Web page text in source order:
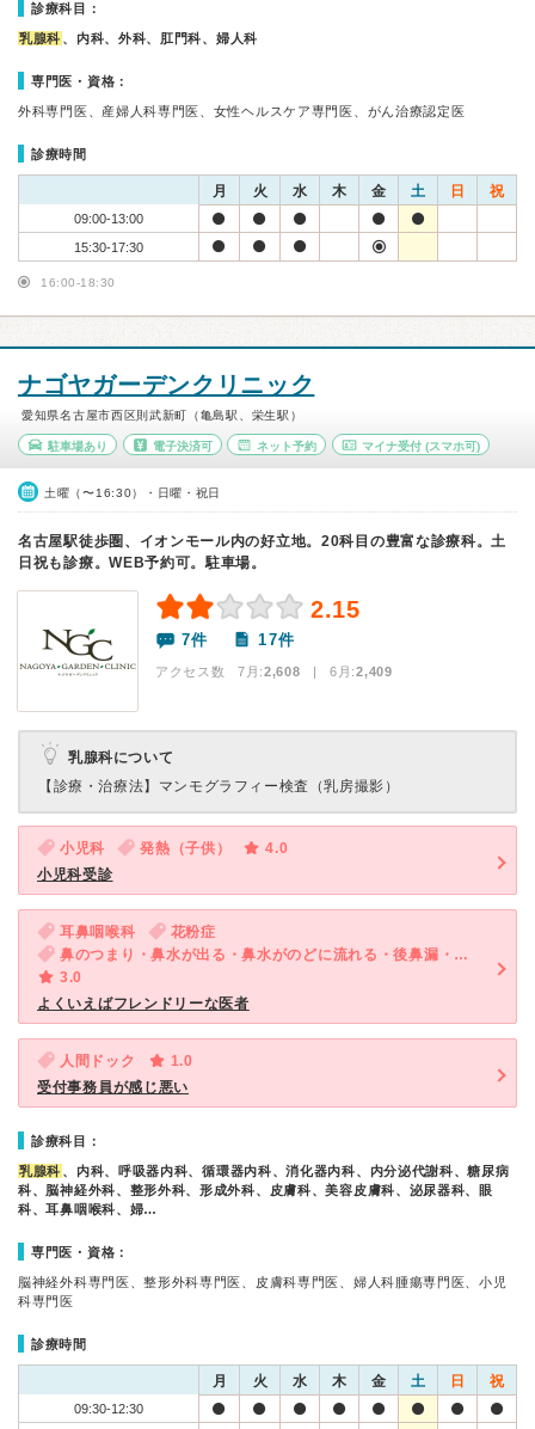
診療科目：
乳腺科 、内科、外科、肛門科、婦人科
専門医・資格：
外科専門医、産婦人科専門医、女性ヘルスケア専門医、がん治療認定医
診療時間
月 火 水 木 金 土 日 祝
09:00-13:00
15:30-17:30
16:00-18:30
ナゴヤガーデンクリニック
愛知県名古屋市西区則武新町（亀島駅、栄生駅）
駐車場あり 電子決済可 ネット予約 マイナ受付 (スマホ可)
土曜（〜16:30）・日曜・祝日
名古屋駅徒歩圏、イオンモール内の好立地。20科目の豊富な診療科。土
日祝も診療。WEB予約可。駐車場。
2.15
7件 17件
アクセス数 7月:2,608 | 6月:2,409
乳腺科について
【診療・治療法】 マンモグラフィー検査（乳房撮影）
小児科 発熱（子供）
4.0
小児科受診
耳鼻咽喉科
花粉症
鼻のつまり・鼻水が出る・鼻水がのどに流れる・後鼻漏・くしゃみ
3.0
よくいえばフレンドリーな医者
人間ドック
1.0
受付事務員が感じ悪い
診療科目：
乳腺科 、内科、呼吸器内科、循環器内科、消化器内科、内分泌代謝科、糖尿病
科、脳神経外科、整形外科、形成外科、皮膚科、美容皮膚科、泌尿器科、眼
科、耳鼻咽喉科、婦…
専門医・資格：
脳神経外科専門医、整形外科専門医、皮膚科専門医、婦人科腫瘍専門医、小児
科専門医
診療時間
月 火 水 木 金 土 日 祝
09:30-12:30